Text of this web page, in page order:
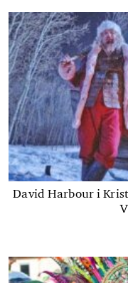
David Harbour i